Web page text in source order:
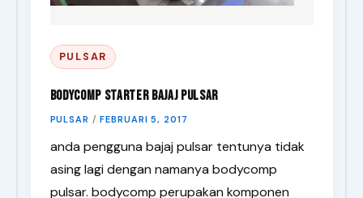
PULSAR
Bodycomp Starter Bajaj Pulsar
PULSAR /FEBRUARI 5, 2017
anda pengguna bajaj pulsar tentunya tidak
asing lagi dengan namanya bodycomp
pulsar. bodycomp perupakan komponen